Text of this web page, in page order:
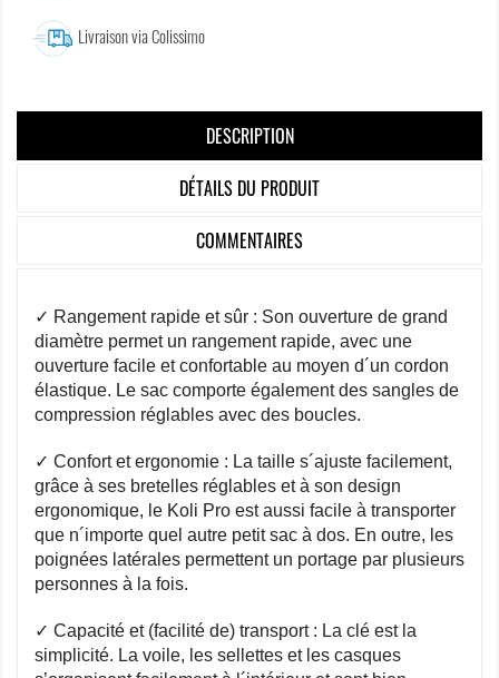
Livraison via Colissimo
DESCRIPTION
DÉTAILS DU PRODUIT
COMMENTAIRES
✓ Rangement rapide et sûr : Son ouverture de grand
diamètre permet un rangement rapide, avec une
ouverture facile et confortable au moyen d´un cordon
élastique. Le sac comporte également des sangles de
compression réglables avec des boucles.
✓ Confort et ergonomie : La taille s´ajuste facilement,
grâce à ses bretelles réglables et à son design
ergonomique, le Koli Pro est aussi facile à transporter
que n´importe quel autre petit sac à dos. En outre, les
poignées latérales permettent un portage par plusieurs
personnes à la fois.
✓ Capacité et (facilité de) transport : La clé est la
simplicité. La voile, les sellettes et les casques